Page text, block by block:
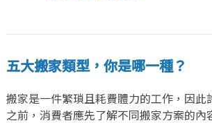
五大搬家類型，你是哪一種？
搬家是一件繁瑣且耗費體力的工作，因
之前，消費者應先了解不同搬家方案的